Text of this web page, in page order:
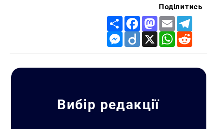
Поділитись
Share FacebookMastodon
Email
Messenger
Diigo X WhatsApp
Вибір редакції